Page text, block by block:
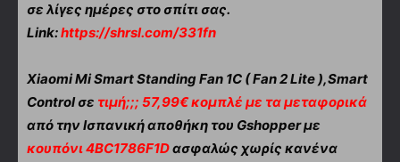
σε λίγες ημέρες στο σπίτι σας.
Link:https://shrsl.com/331fn
Xiaomi Mi Smart Standing Fan 1C ( Fan 2 Lite ),Smart
Control σε τιμή;;; 57,99€ κομπλέ με τα μεταφορικά
από την Ισπανική αποθήκη του Gshopper με
κουπόνι 4BC1786F1Dασφαλώς χωρίς κανένα